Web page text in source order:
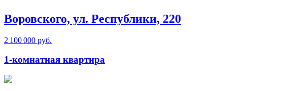
Воровского, ул. Республики, 220
2 100 000 руб.
1-комнатная квартира